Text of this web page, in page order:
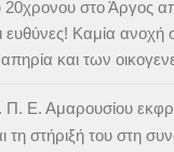
20χρονου στο Άργος
Καμία ανοχή
και των
Ε. Αμαρουσίου
στήριξή του στη